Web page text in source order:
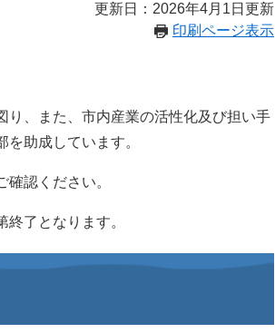
更新日：2026年4月1日更新
印刷ページ表示
、また、市内産業の活性化及び担い手
助成しています。
認ください。
了となります。